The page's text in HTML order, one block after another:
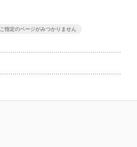
ご指定のページがみつかりません